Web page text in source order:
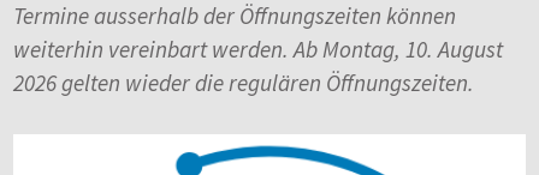
Termine ausserhalb der Öffnungszeiten können
weiterhin vereinbart werden. Ab Montag, 10. August
2026 gelten wieder die regulären Öffnungszeiten.